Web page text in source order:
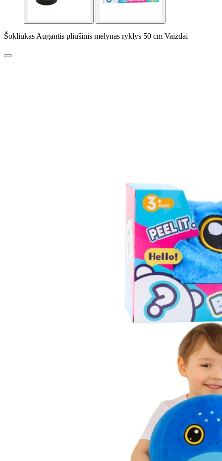
Šokliukas Augantis pliušinis mėlynas ryklys 50 cm Vaizdai